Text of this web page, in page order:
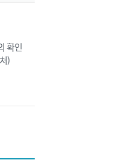
확인
)